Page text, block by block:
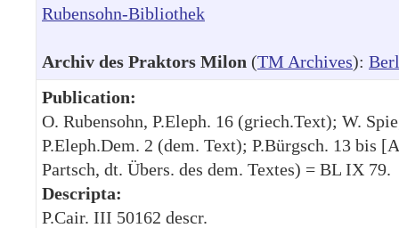
Rubensohn-Bibliothek
Archiv des Praktors Milon (TM Archives):
Publication:
O. Rubensohn, P.Eleph. 16 (griech.Text); W.
P.Eleph.Dem. 2 (dem. Text); P.Bürgsch. 13 bis
Partsch, dt. Übers. des dem. Textes) = BL IX 79.
Descripta:
P.Cair. III 50162 descr.